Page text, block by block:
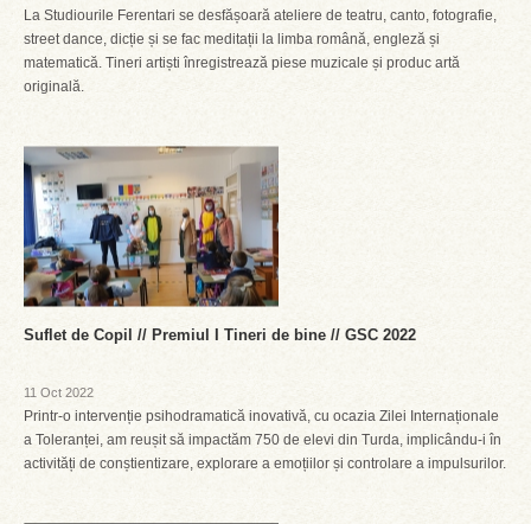
La Studiourile Ferentari se desfășoară ateliere de teatru, canto, fotografie,
street dance, dicție și se fac meditații la limba română, engleză și
matematică. Tineri artiști înregistrează piese muzicale și produc artă
originală.
Suflet de Copil // Premiul I Tineri de bine // GSC 2022
11 Oct 2022
Printr-o intervenție psihodramatică inovativă, cu ocazia Zilei Internaționale
a Toleranței, am reușit să impactăm 750 de elevi din Turda, implicându-i în
activități de conștientizare, explorare a emoțiilor și controlare a impulsurilor.